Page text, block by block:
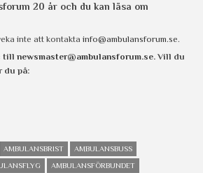
20 år och du kan läsa om
inte att kontakta info@ambulansforum.se.
till newsmaster@ambulansforum.se. Vill du
du på:
AMBULANSBRIST
AMBULANSBUSS
AMBULANSFÖRBUNDET